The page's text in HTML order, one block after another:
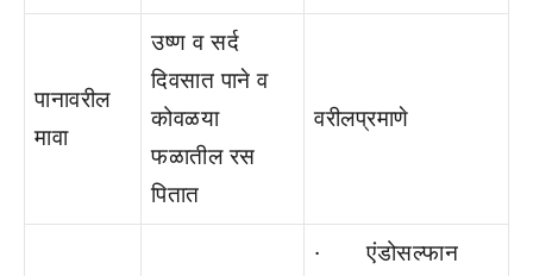
पानावरील
मावा
उष्‍ण व सर्द
दिवसात पाने व
कोवळया
फळातील रस
पितात
वरीलप्रमाणे
· एंडोसल्‍फान